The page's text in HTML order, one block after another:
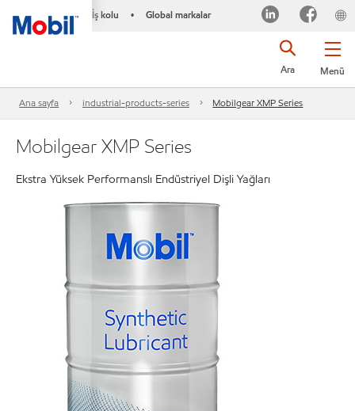
İş kolu • Global markalar
Menü
Ara
Ana sayfa industrial-products-series Mobilgear XMP Series
Mobilgear XMP Series
Ekstra Yüksek Performanslı Endüstriyel Dişli Yağları